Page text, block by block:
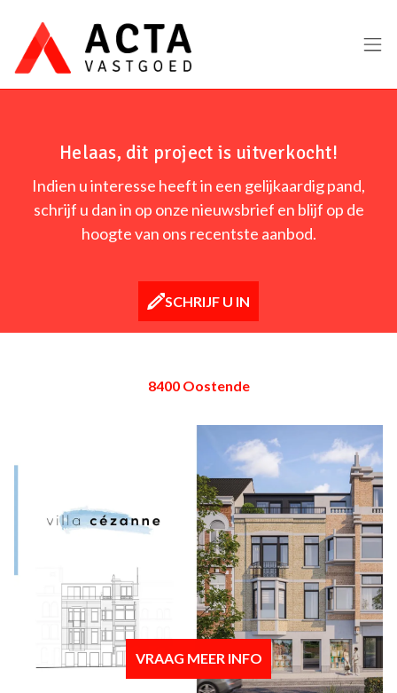
Helaas, dit project is uitverkocht!
Indien u interesse heeft in een gelijkaardig pand,
schrijf u dan in op onze nieuwsbrief en blijf op de
hoogte van ons recentste aanbod.
SCHRIJF U IN
8400 Oostende
VRAAG MEER INFO